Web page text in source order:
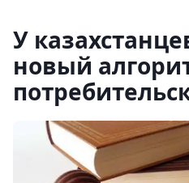
У
новый